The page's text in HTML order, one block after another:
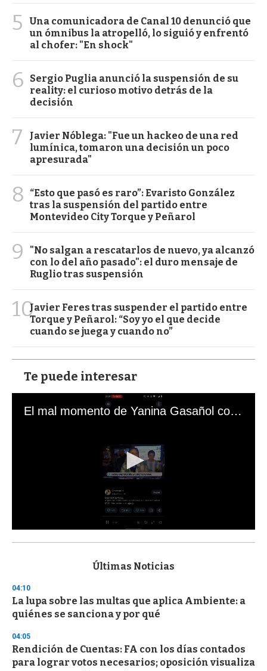
5
Una comunicadora de Canal 10 denunció que
un ómnibus la atropelló, lo siguió y enfrentó
al chofer: "En shock"
6
Sergio Puglia anunció la suspensión de su
reality: el curioso motivo detrás de la
decisión
7
Javier Nóblega: "Fue un hackeo de una red
lumínica, tomaron una decisión un poco
apresurada"
8
“Esto que pasó es raro”: Evaristo González
tras la suspensión del partido entre
Montevideo City Torque y Peñarol
9
"No salgan a rescatarlos de nuevo, ya alcanzó
con lo del año pasado": el duro mensaje de
Ruglio tras suspensión
10Javier Feres tras suspender el partido entre
Torque y Peñarol: “Soy yo el que decide
cuando se juega y cuando no”
Te puede interesar
El mal momento de Yanina Gasañol con un hincha argentino en "Subrayado"
s
d
s
o
f
3
s
c
Últimas Noticias
04:10
La lupa sobre las multas que aplica Ambiente: a
quiénes se sanciona y por qué
04:05
Rendición de Cuentas: FA con los días contados
para lograr votos necesarios; oposición visualiza